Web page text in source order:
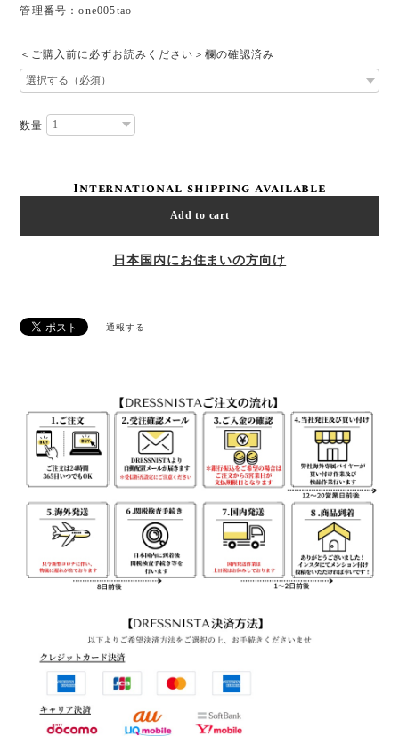
管理番号：one005tao
＜ご購入前に必ずお読みください＞欄の確認済み
数量
International shipping available
Add to cart
日本国内にお住まいの方向け
通報する